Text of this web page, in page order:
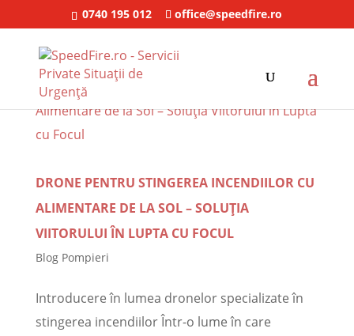
0740 195 012 office@speedfire.ro
DRONE PENTRU STINGEREA INCENDIILOR CU
ALIMENTARE DE LA SOL – SOLUȚIA
VIITORULUI ÎN LUPTA CU FOCUL
Blog Pompieri
Introducere în lumea dronelor specializate în
stingerea incendiilor Într-o lume în care